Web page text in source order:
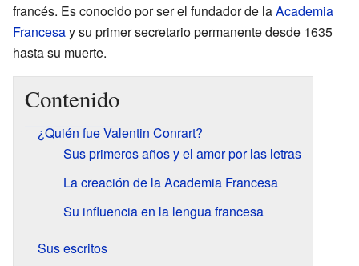
francés. Es conocido por ser el fundador de laAcademia
Francesay su primer secretario permanente desde 1635
hasta su muerte.
Contenido
¿Quién fue Valentin Conrart?
Sus primeros años y el amor por las letras
La creación de la Academia Francesa
Su influencia en la lengua francesa
Sus escritos